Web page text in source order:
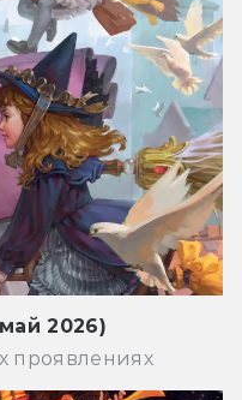
2026)
проявлениях